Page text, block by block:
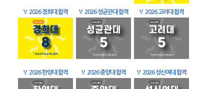
🏅 2026 경희대 합격 🏅 2026 성균관대 합격 🏅 2026 고려대 합격
🏅 2026 한양대 합격 🏅 2026 중앙대 합격 🏅 2026 성신여대 합격